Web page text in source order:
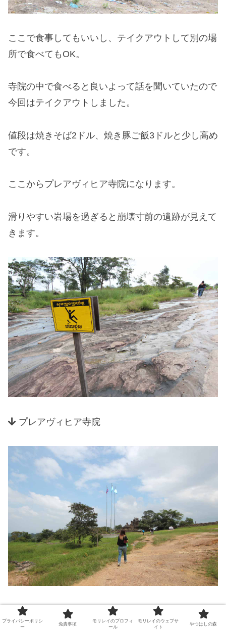
ここで食事してもいいし、テイクアウトして別の場
所で食べてもOK。
寺院の中で食べると良いよって話を聞いていたので
今回はテイクアウトしました。
値段は焼きそば2ドル、焼き豚ご飯3ドルと少し高め
です。
ここからプレアヴィヒア寺院になります。
滑りやすい岩場を過ぎると崩壊寸前の遺跡が見えて
きます。
プレアヴィヒア寺院
これが2,000リエル札に描かれているプレアヴィヒ
ア寺院です。
プライバシーポリシ
ー
免責事項
モリレイのプロフィ
ール
モリレイのウェブサ
イト
やつはしの森